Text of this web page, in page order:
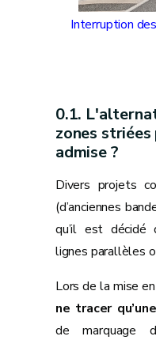
Interruption
zones
admise ?
Divers projets
(d’anciennes
qu’il est décidé
lignes parallèles
Lors de la mise
ne tracer
de marquage